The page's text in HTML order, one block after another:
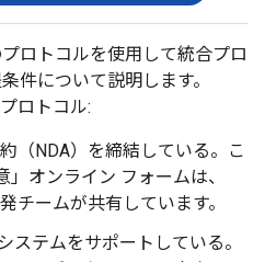
ロトコルを使用して統合プロ
件について説明します。
ロトコル:
（NDA）を締結している。こ
オンライン フォームは、
チームが共有しています。
ステムをサポートしている。